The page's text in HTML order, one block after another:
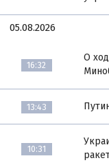
05.08.2026
16:32
О
13:43
10:31